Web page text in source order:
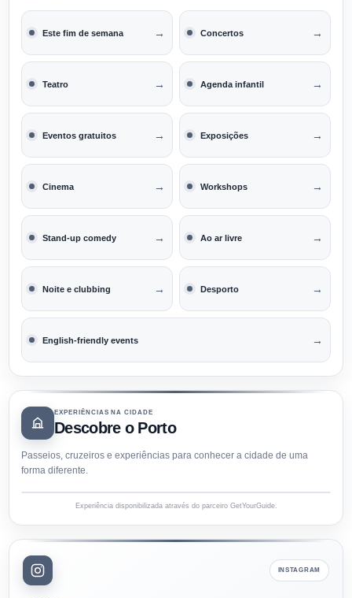
Este fim de semana → Concertos →
Teatro → Agenda infantil →
Eventos gratuitos → Exposições →
Cinema → Workshops →
Stand-up comedy → Ao ar livre →
Noite e clubbing → Desporto →
English-friendly events →
EXPERIÊNCIAS NA CIDADE
Descobre o Porto
Passeios, cruzeiros e experiências para conhecer a cidade de uma
forma diferente.
Experiência disponibilizada através do parceiro GetYourGuide.
INSTAGRAM